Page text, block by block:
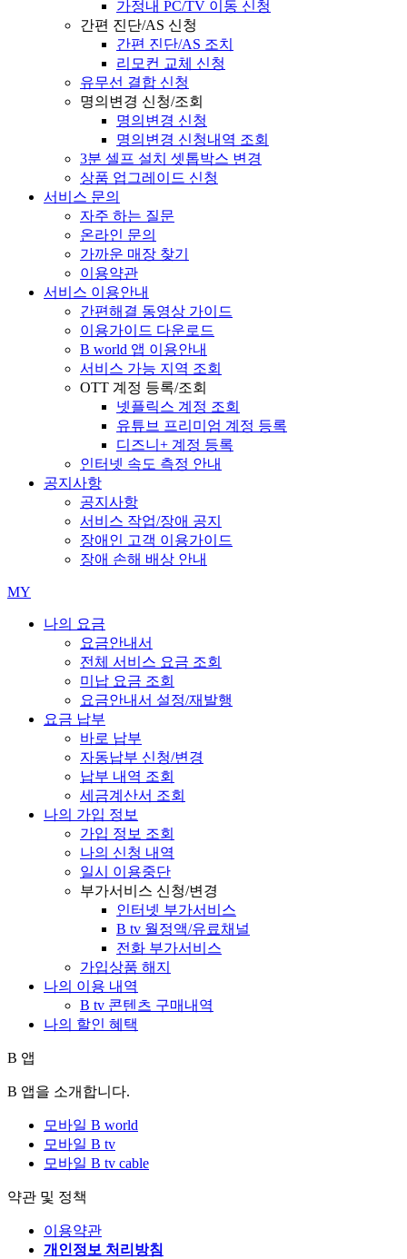
가정내 PC/TV 이동 신청
간편 진단/AS 신청
간편 진단/AS 조치
리모컨 교체 신청
유무선 결합 신청
명의변경 신청/조회
명의변경 신청
명의변경 신청내역 조회
3분 셀프 설치 셋톱박스 변경
상품 업그레이드 신청
서비스 문의
자주 하는 질문
온라인 문의
가까운 매장 찾기
이용약관
서비스 이용안내
간편해결 동영상 가이드
이용가이드 다운로드
B world 앱 이용안내
서비스 가능 지역 조회
OTT 계정 등록/조회
넷플릭스 계정 조회
유튜브 프리미엄 계정 등록
디즈니+ 계정 등록
인터넷 속도 측정 안내
공지사항
공지사항
서비스 작업/장애 공지
장애인 고객 이용가이드
장애 손해 배상 안내
MY
나의 요금
요금안내서
전체 서비스 요금 조회
미납 요금 조회
요금안내서 설정/재발행
요금 납부
바로 납부
자동납부 신청/변경
납부 내역 조회
세금계산서 조회
나의 가입 정보
가입 정보 조회
나의 신청 내역
일시 이용중단
부가서비스 신청/변경
인터넷 부가서비스
B tv 월정액/유료채널
전화 부가서비스
가입상품 해지
나의 이용 내역
B tv 콘텐츠 구매내역
나의 할인 혜택
B 앱
B 앱을 소개합니다.
모바일 B world
모바일 B tv
모바일 B tv cable
약관 및 정책
이용약관
개인정보 처리방침